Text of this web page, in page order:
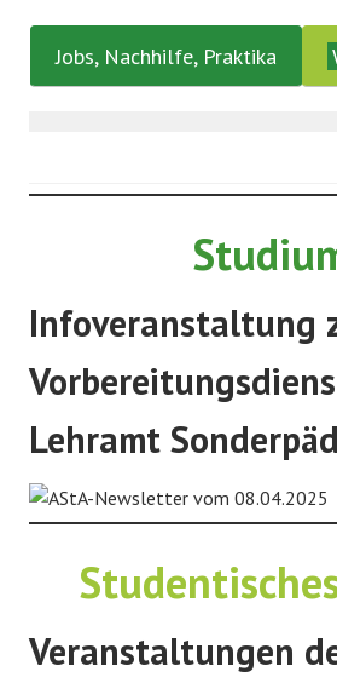
Jobs, Nachhilfe, Praktika
Infoveranstaltung
Lehramt
Veranstaltungen